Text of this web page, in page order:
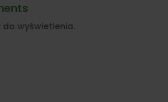
wyświetlenia.